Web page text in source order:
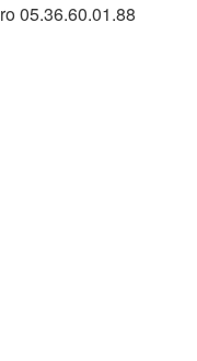
05.36.60.01.88